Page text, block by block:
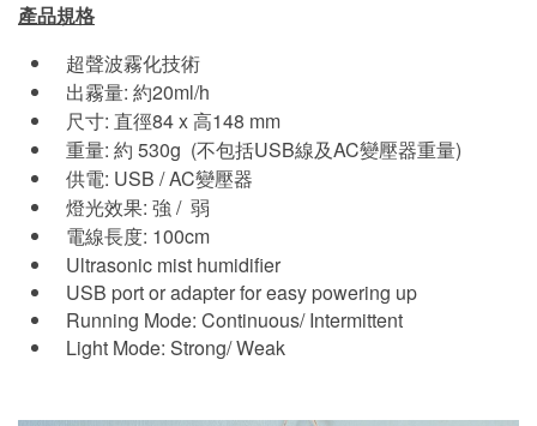
產品規格
超聲波霧化技術
出霧量: 約20ml/h
尺寸: 直徑84 x 高148 mm
重量: 約 530g (不包括USB線及AC變壓器重量)
供電: USB / AC變壓器
燈光效果: 強 / 弱
電線長度: 100cm
Ultrasonic mist humidifier
USB port or adapter for easy powering up
Running Mode: Continuous/ Intermittent
Light Mode: Strong/ Weak